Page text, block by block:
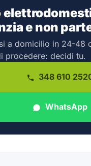
e non
a domicilio in 24-48
procedere: decidi tu.
348 610
WhatsApp